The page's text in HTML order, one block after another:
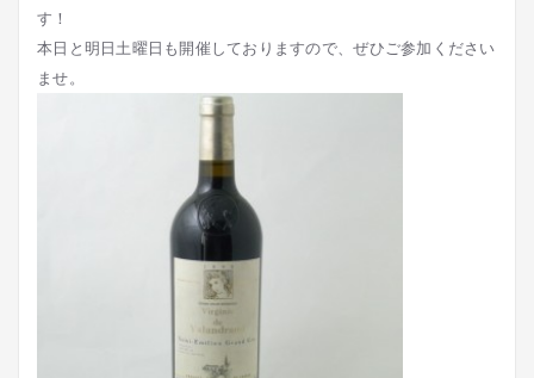
す！
本日と明日土曜日も開催しておりますので、ぜひご参加ください
ませ。